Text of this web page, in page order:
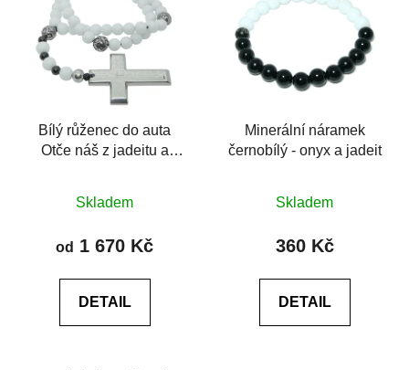
Bílý růženec do auta
Otče náš z jadeitu a
hodnocení
produktu
z
Skladem
od 1 670 Kč
DETAIL
Minerální náramek
černobílý - onyx a jadeit
hodnocení
produktu
z
Skladem
360 Kč
DETAIL